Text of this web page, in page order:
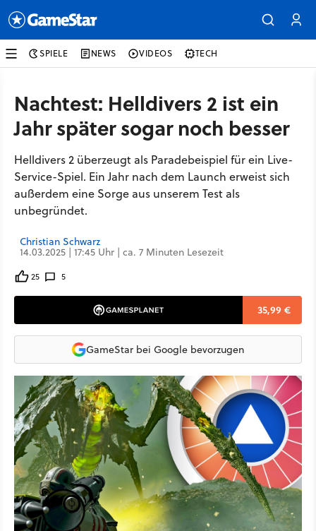
SPIELE NEWS VIDEOS TECH
Nachtest: Helldivers 2 ist ein
Jahr später sogar noch besser
Helldivers 2 überzeugt als Paradebeispiel für ein Live-
Service-Spiel. Ein Jahr nach dem Launch erweist sich
außerdem eine Sorge aus unserem Test als
unbegründet.
Christian Schwarz
14.03.2025 | 17:45 Uhr | ca. 7 Minuten Lesezeit
25 5
35,99 €
GameStar bei Google bevorzugen